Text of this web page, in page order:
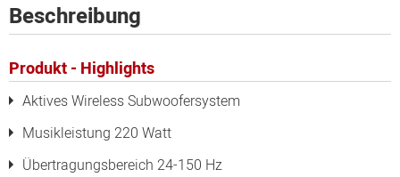
Beschreibung
Produkt - Highlights
Aktives Wireless Subwoofersystem
Musikleistung 220 Watt
Übertragungsbereich 24-150 Hz